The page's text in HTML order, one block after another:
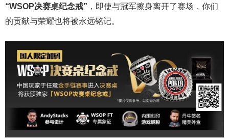
“WSOP决赛桌纪念戒” ，即使与冠军擦身离开了赛场，你们
的贡献与荣耀也将被永远铭记。